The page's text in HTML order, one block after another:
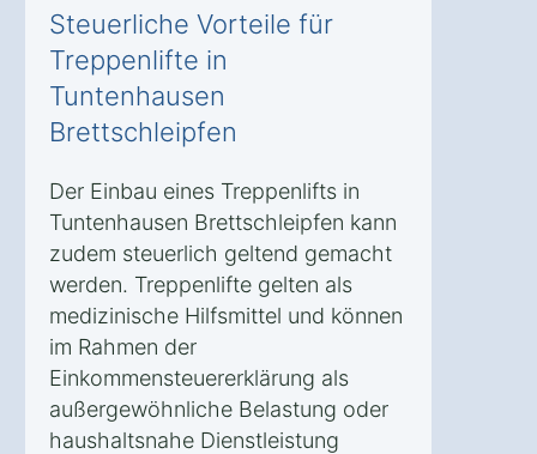
Steuerliche Vorteile für
Treppenlifte in
Tuntenhausen
Brettschleipfen
Der Einbau eines Treppenlifts in
Tuntenhausen Brettschleipfen kann
zudem steuerlich geltend gemacht
werden. Treppenlifte gelten als
medizinische Hilfsmittel und können
im Rahmen der
Einkommensteuererklärung als
außergewöhnliche Belastung oder
haushaltsnahe Dienstleistung